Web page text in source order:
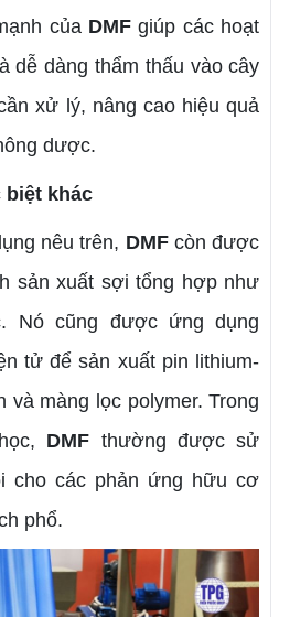
của DMF giúp các hoạt
dễ dàng thẩm thấu vào cây
xử lý, nâng cao hiệu quả
dược.
biệt khác
nêu trên, DMFcòn được
sản xuất sợi tổng hợp như
Nó cũng được ứng dụng
tử để sản xuất pin lithium-
và màng lọc polymer. Trong
DMF thường được sử
cho các phản ứng hữu cơ
phổ.